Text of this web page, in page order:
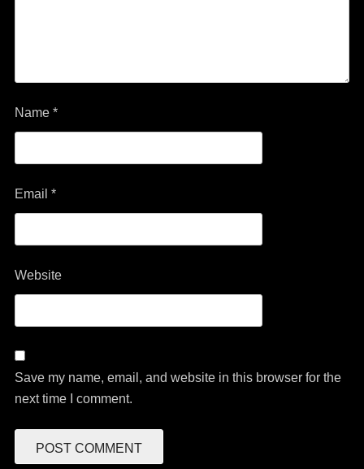
Name *
Email *
Website
Save my name, email, and website in this browser for the
next time I comment.